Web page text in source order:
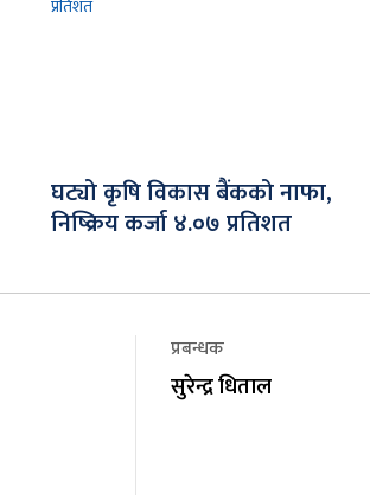
घट्यो कृषि विकास बैंकको नाफा,
निष्क्रिय कर्जा ४.०७ प्रतिशत
प्रबन्धक
सुरेन्द्र धिताल